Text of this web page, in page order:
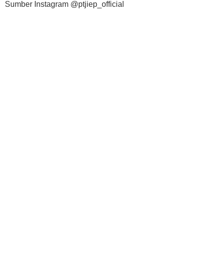
Sumber Instagram @ptjiep_official